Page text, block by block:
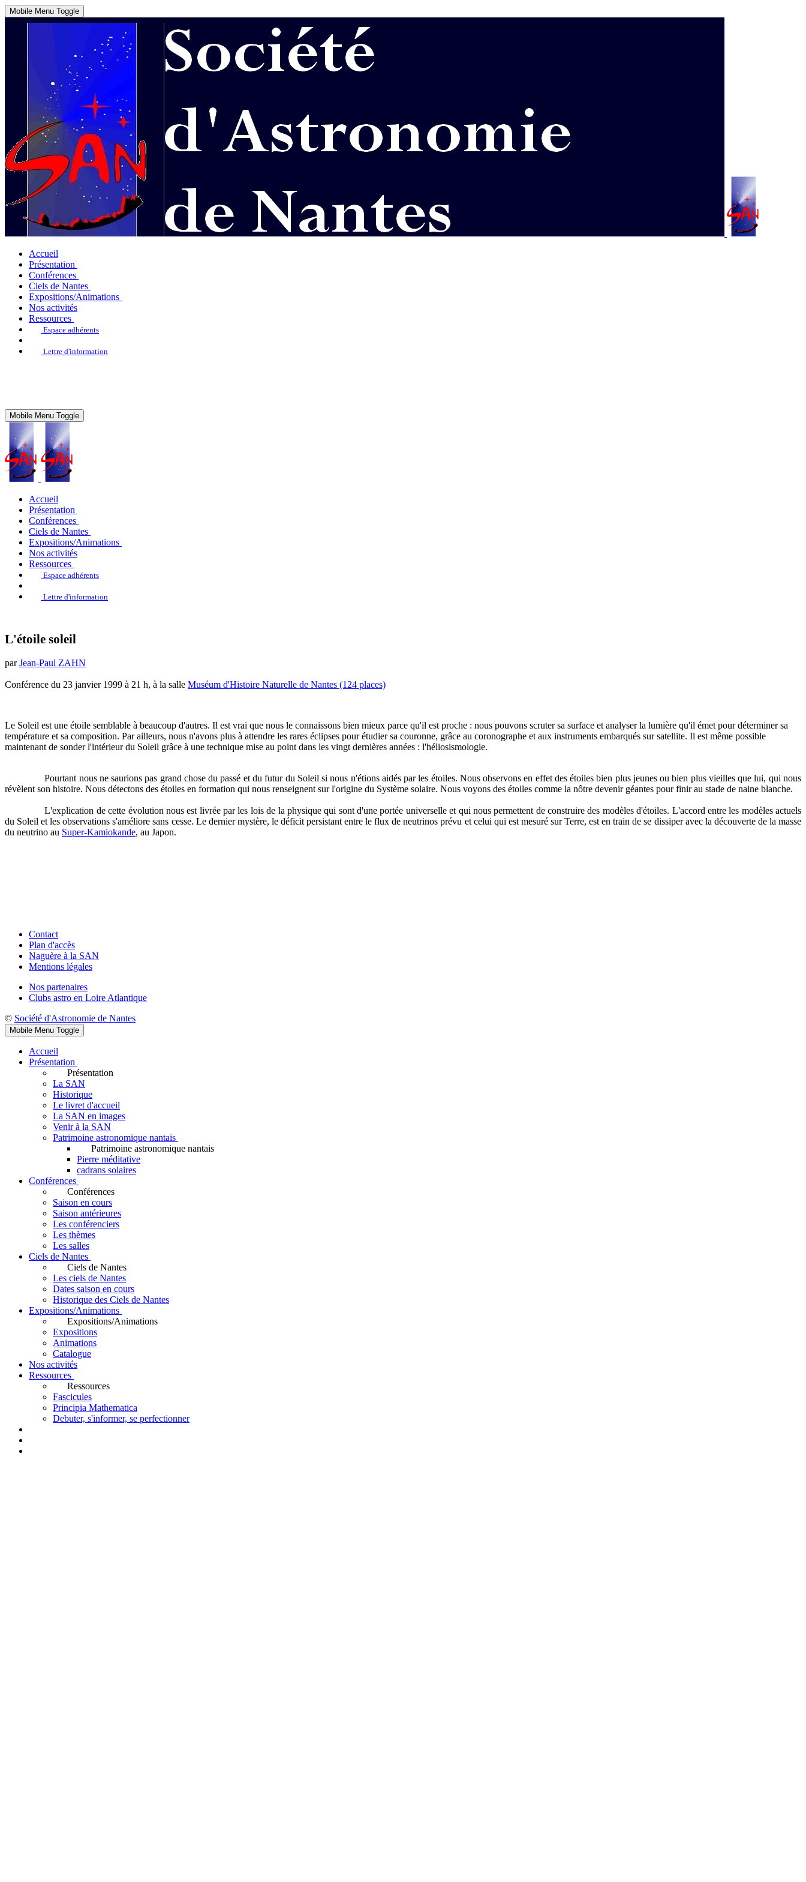
Mobile Menu Toggle
Accueil
Présentation
Conférences
Ciels de Nantes
Expositions/Animations
Nos activités
Ressources
Espace adhérents
Lettre d'information
Mobile Menu Toggle
Accueil
Présentation
Conférences
Ciels de Nantes
Expositions/Animations
Nos activités
Ressources
Espace adhérents
Lettre d'information
L'étoile soleil
parJean-Paul ZAHN
Conférence du 23 janvier 1999 à 21 h, à la salle Muséum d'Histoire Naturelle de Nantes (124 places)
Le Soleil est une étoile semblable à beaucoup d'autres. Il est vrai que nous le connaissons bien mieux parce qu'il est proche : nous pouvons scruter sa surface et analyser la lumière qu'il émet pour déterminer sa
température et sa composition. Par ailleurs, nous n'avons plus à attendre les rares éclipses pour étudier sa couronne, grâce au coronographe et aux instruments embarqués sur satellite. Il est même possible
maintenant de sonder l'intérieur du Soleil grâce à une technique mise au point dans les vingt dernières années : l'héliosismologie.
Pourtant nous ne saurions pas grand chose du passé et du futur du Soleil si nous n'étions aidés par les étoiles. Nous observons en effet des étoiles bien plus jeunes ou bien plus vieilles que lui, qui nous
révèlent son histoire. Nous détectons des étoiles en formation qui nous renseignent sur l'origine du Système solaire. Nous voyons des étoiles comme la nôtre devenir géantes pour finir au stade de naine blanche.
L'explication de cette évolution nous est livrée par les lois de la physique qui sont d'une portée universelle et qui nous permettent de construire des modèles d'étoiles. L'accord entre les modèles actuels
du Soleil et les observations s'améliore sans cesse. Le dernier mystère, le déficit persistant entre le flux de neutrinos prévu et celui qui est mesuré sur Terre, est en train de se dissiper avec la découverte de la masse
du neutrino au Super-Kamiokande, au Japon.
Contact
Plan d'accès
Naguère à la SAN
Mentions légales
Nos partenaires
Clubs astro en Loire Atlantique
© Société d'Astronomie de Nantes
Mobile Menu Toggle
Accueil
Présentation
Présentation
La SAN
Historique
Le livret d'accueil
La SAN en images
Venir à la SAN
Patrimoine astronomique nantais
Patrimoine astronomique nantais
Pierre méditative
cadrans solaires
Conférences
Conférences
Saison en cours
Saison antérieures
Les conférenciers
Les thèmes
Les salles
Ciels de Nantes
Ciels de Nantes
Les ciels de Nantes
Dates saison en cours
Historique des Ciels de Nantes
Expositions/Animations
Expositions/Animations
Expositions
Animations
Catalogue
Nos activités
Ressources
Ressources
Fascicules
Principia Mathematica
Debuter, s'informer, se perfectionner